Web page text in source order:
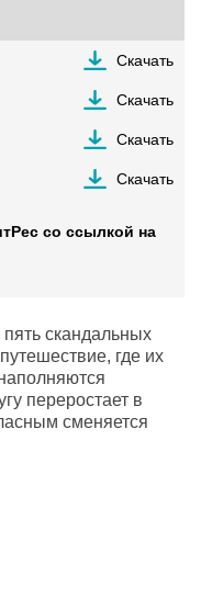
Скачать
Скачать
Скачать
Скачать
со ссылкой на
скандальных
где их
переростает в
сменяется